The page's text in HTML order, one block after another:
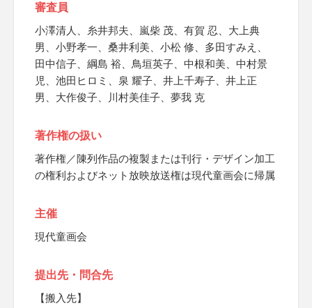
審査員
小澤清人、糸井邦夫、嵐柴 茂、有賀 忍、大上典
男、小野孝一、桑井利美、小松 修、多田すみえ、
田中信子、綱島 裕、鳥垣英子、中根和美、中村景
児、池田ヒロミ、泉 耀子、井上千寿子、井上正
男、大作俊子、川村美佳子、夢我 克
著作権の扱い
著作権／陳列作品の複製または刊行・デザイン加工
の権利およびネット放映放送権は現代童画会に帰属
主催
現代童画会
提出先・問合先
【搬入先】